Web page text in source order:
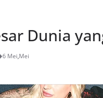
Dunia
6 Mei,Mei